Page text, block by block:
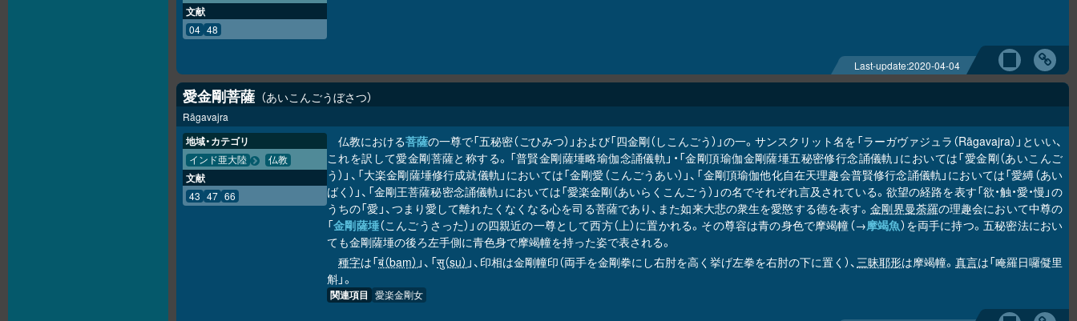
文献
04 48
Last-update:2020-04-04
愛金剛菩薩 あいこんごうぼさつ
Rāgavajra
仏教における菩薩の一尊で「五秘密（ごひみつ）」および「四金剛（しこんごう）」の一。サンスクリット名を「ラーガヴァジュラ（Rāgavajra）」といい、
これを訳して愛金剛菩薩と称する。「普賢金剛薩埵略瑜伽念誦儀軌」・「金剛頂瑜伽金剛薩埵五秘密修行念誦儀軌」においては「愛金剛（あいこんご
う）」、「大楽金剛薩埵修行成就儀軌」においては「金剛愛（こんごうあい）」、「金剛頂瑜伽他化自在天理趣会普賢修行念誦儀軌」においては「愛縛（あい
ばく）」、「金剛王菩薩秘密念誦儀軌」においては「愛楽金剛（あいらくこんごう）」の名でそれぞれ言及されている。欲望の経路を表す「欲・触・愛・慢」の
うちの「愛」、つまり愛して離れたくなくなる心を司る菩薩であり、また如来大悲の衆生を愛愍する徳を表す。金剛界曼荼羅の理趣会において中尊の
「金剛薩埵（こんごうさった）」の四親近の一尊として西方（上）に置かれる。その尊容は青の身色で摩竭幢（→摩竭魚）を両手に持つ。五秘密法におい
ても金剛薩埵の後ろ左手側に青色身で摩竭幢を持った姿で表される。
種字は「बं（baṃ） 」、「सु（su） 」、印相は金剛幢印（両手を金剛拳にし右肘を高く挙げ左拳を右肘の下に置く）、三昧耶形は摩竭幢。 真言は「唵羅日囉儗里
斛」。
関連項目 愛楽金剛女
地域・カテゴリ
インド亜大陸 仏教
文献
43 47 66